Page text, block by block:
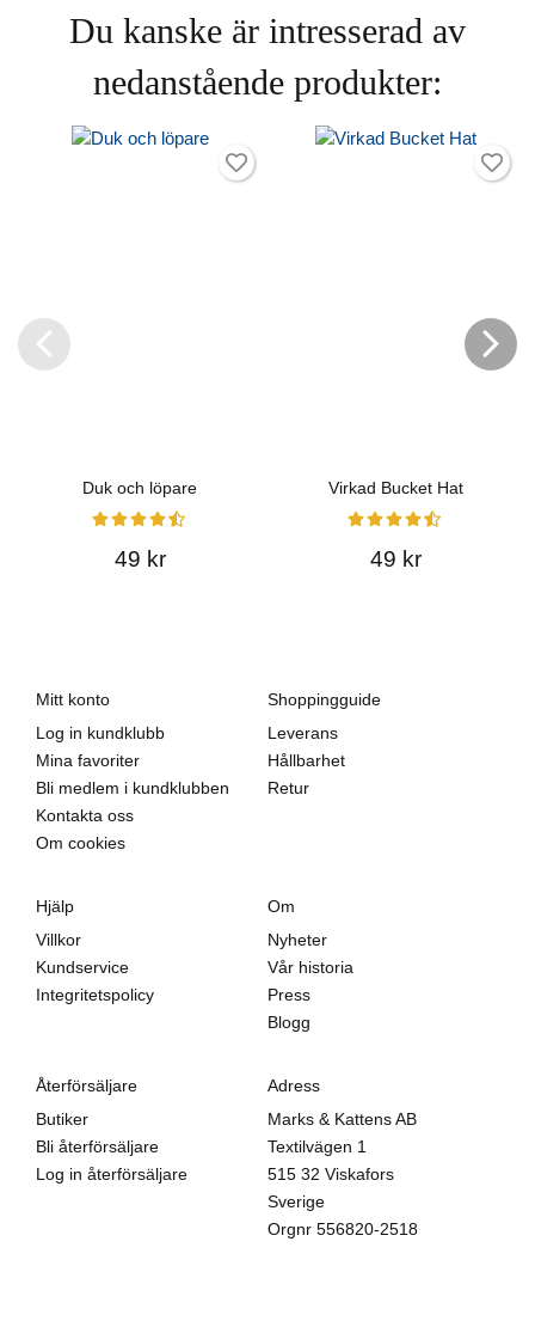
Du kanske är intresserad av
nedanstående produkter:
Duk och löpare
49 kr
Virkad Bucket Hat
49 kr
Mitt konto
Log in kundklubb
Mina favoriter
Bli medlem i kundklubben
Kontakta oss
Om cookies
Shoppingguide
Leverans
Hållbarhet
Retur
Hjälp
Villkor
Kundservice
Integritetspolicy
Om
Nyheter
Vår historia
Press
Blogg
Återförsäljare
Butiker
Bli återförsäljare
Log in återförsäljare
Adress
Marks & Kattens AB
Textilvägen 1
515 32 Viskafors
Sverige
Orgnr 556820-2518